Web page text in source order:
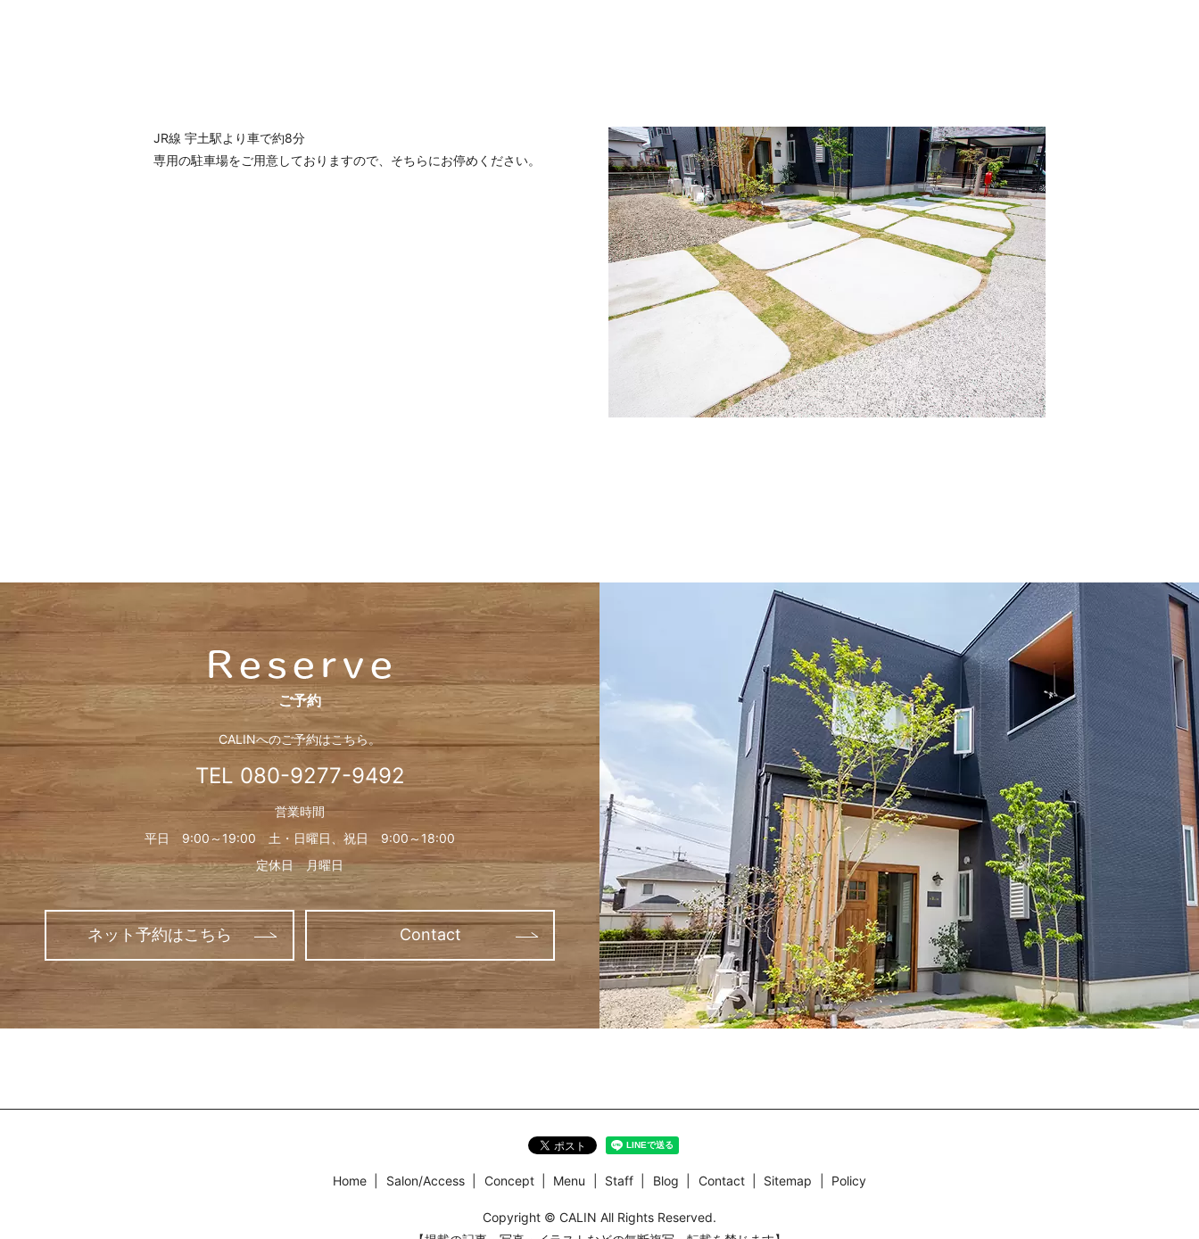
JR線 宇土駅より車で約8分
専用の駐車場をご用意しておりますので、そちらにお停めください。
ご予約
CALINへのご予約はこちら。
TEL 080-9277-9492
営業時間
平日 9:00～19:00 土・日曜日、 祝日 9:00～18:00
定休日 月曜日
ネット予約はこちら Contact
Home Salon/Access Concept Menu Staff Blog Contact Sitemap Policy
Copyright © CALIN All Rights Reserved.